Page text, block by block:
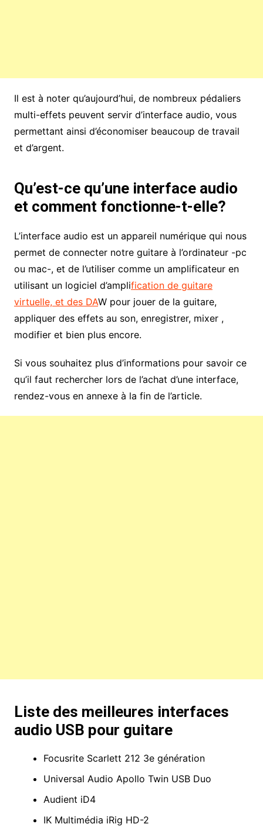
Il est à noter qu’aujourd’hui, de nombreux pédaliers
multi-effets peuvent servir d’interface audio, vous
permettant ainsi d’économiser beaucoup de travail
et d’argent.
Qu’est-ce qu’une interface audio
et comment fonctionne-t-elle?
L’interface audio est un appareil numérique qui nous
permet de connecter notre guitare à l’ordinateur -pc
ou mac-, et de l’utiliser comme un amplificateur en
utilisant un logiciel d’amplification de guitare
virtuelle, et des DAW pour jouer de la guitare,
appliquer des effets au son, enregistrer, mixer ,
modifier et bien plus encore.
Si vous souhaitez plus d’informations pour savoir ce
qu’il faut rechercher lors de l’achat d’une interface,
rendez-vous en annexe à la fin de l’article.
Liste des meilleures interfaces
audio USB pour guitare
Focusrite Scarlett 212 3e génération
Universal Audio Apollo Twin USB Duo
Audient iD4
IK Multimédia iRig HD-2